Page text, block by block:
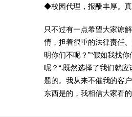
◆校园代理，报酬丰厚。真
只不过有一点希望大家谅
情，担着很重的法律责任
明你们不呢？”“假如我找
呢？“.既然选择了我们就
题的。我从来不催我的客
东西是的，我相信大家看